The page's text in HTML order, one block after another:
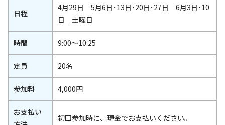
日程
4月29日 5月6日･13日･20日･27日 6月3日･10
日 土曜日
時間 9:00～10:25
定員 20名
参加料 4,000円
お支払い
初回参加時に、現金でお支払いください。